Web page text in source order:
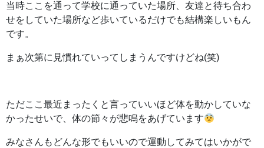
当時ここを通って学校に通っていた場所、友達と待ち合わ
せをしていた場所など歩いているだけでも結構楽しいもん
です。
まぁ次第に見慣れていってしまうんですけどね(笑)
ただここ最近まったくと言っていいほど体を動かしていな
かったせいで、体の節々が悲鳴をあげています
みなさんもどんな形でもいいので運動してみてはいかがで